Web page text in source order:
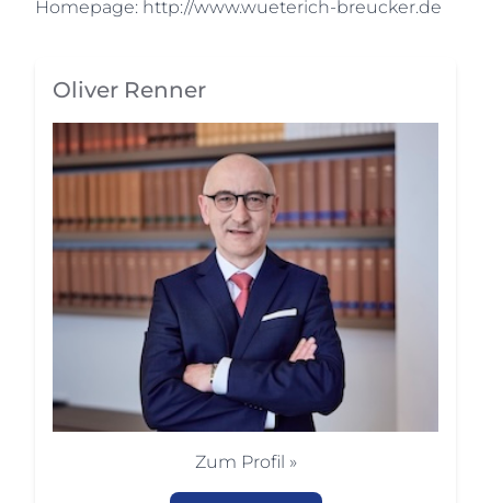
Homepage: http://www.wueterich-breucker.de
Oliver Renner
Zum Profil »